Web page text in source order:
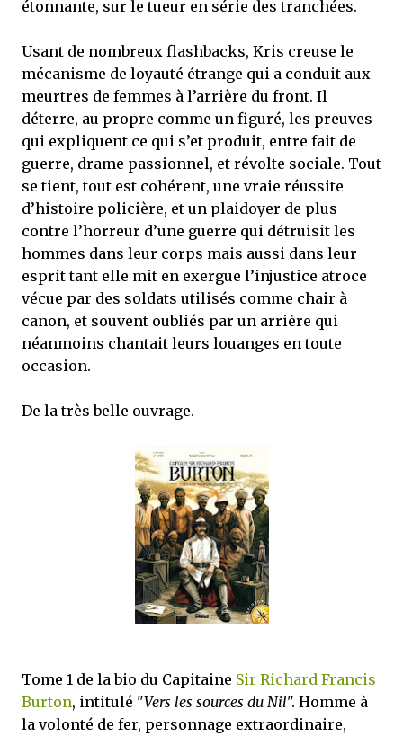
étonnante, sur le tueur en série des tranchées.
Usant de nombreux flashbacks, Kris creuse le
mécanisme de loyauté étrange qui a conduit aux
meurtres de femmes à l’arrière du front. Il
déterre, au propre comme un figuré, les preuves
qui expliquent ce qui s’et produit, entre fait de
guerre, drame passionnel, et révolte sociale. Tout
se tient, tout est cohérent, une vraie réussite
d’histoire policière, et un plaidoyer de plus
contre l’horreur d’une guerre qui détruisit les
hommes dans leur corps mais aussi dans leur
esprit tant elle mit en exergue l’injustice atroce
vécue par des soldats utilisés comme chair à
canon, et souvent oubliés par un arrière qui
néanmoins chantait leurs louanges en toute
occasion.
De la très belle ouvrage.
Tome 1 de la bio du Capitaine Sir Richard Francis
Burton, intitulé "Vers les sources du Nil". Homme à
la volonté de fer, personnage extraordinaire,